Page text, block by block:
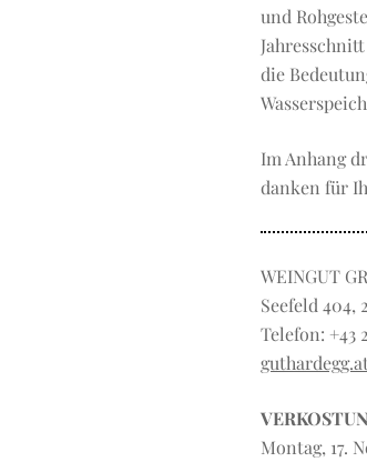
und
die
Im Anhang
danken für
WEINGUT
Seefeld 404,
Telefon: +43
Montag, 17.